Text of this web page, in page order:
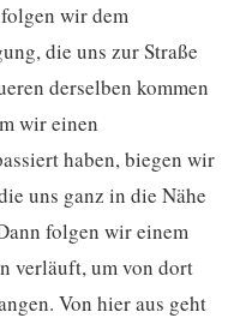
wir dem
die uns zur Straße
derselben kommen
wir einen
haben, biegen wir
uns ganz in die Nähe
folgen wir einem
verläuft, um von dort
Von hier aus geht